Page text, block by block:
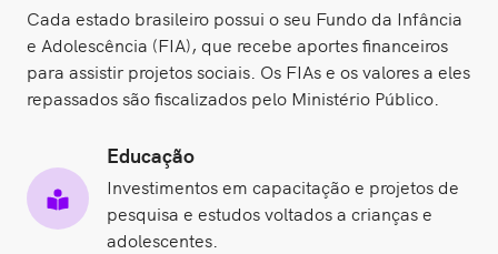
Cada estado brasileiro possui o seu Fundo da Infância
e Adolescência (FIA), que recebe aportes financeiros
para assistir projetos sociais. Os FIAs e os valores a eles
repassados são fiscalizados pelo Ministério Público.
Educação
Investimentos em capacitação e projetos de
pesquisa e estudos voltados a crianças e
adolescentes.